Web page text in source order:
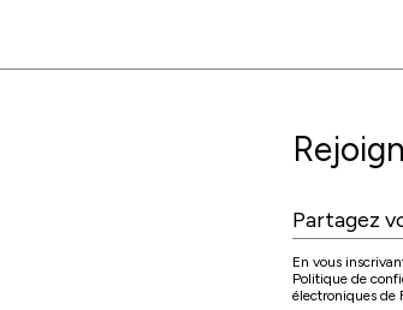
En vous
Politique de
électroniques de